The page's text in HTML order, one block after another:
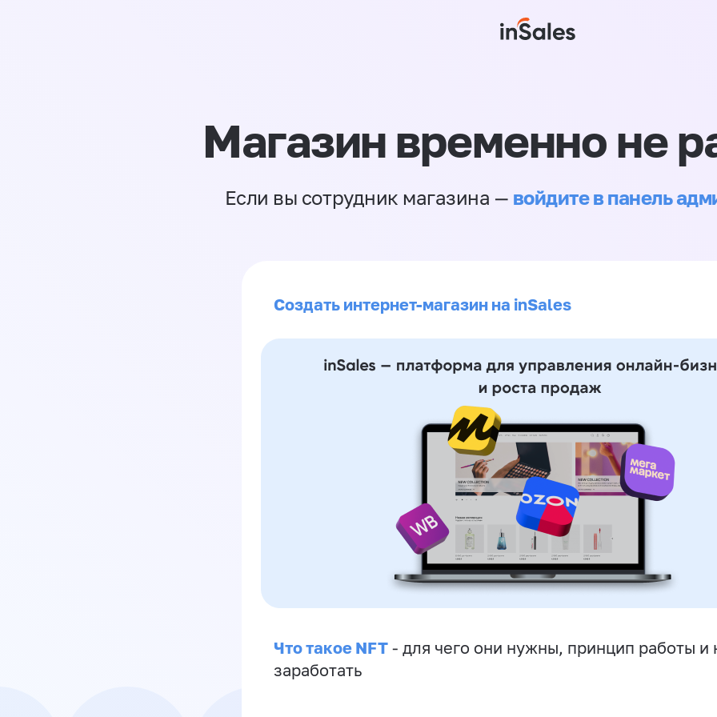
Магазин временно не
Если вы сотрудник магазина — войдите в панель
Создать интернет-магазин на inSales
Что такое NFT - для чего они нужны, принцип работы и
заработать